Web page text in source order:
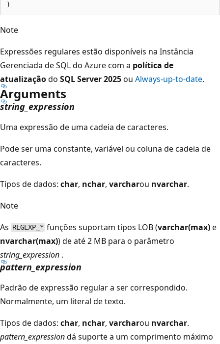
Note
Expressões regulares estão disponíveis na Instância
Gerenciada de SQL do Azure com a política de
atualizaçãodo SQL Server 2025ou Always-up-to-date.
Arguments
string_expression
Uma expressão de uma cadeia de caracteres.
Pode ser uma constante, variável ou coluna de cadeia de
caracteres.
Tipos de dados: char, nchar, varcharou nvarchar.
Note
As REGEXP_* funções suportam tipos LOB (varchar(max)e
nvarchar(max)) de até 2 MB para o parâmetro
string_expression .
pattern_expression
Padrão de expressão regular a ser correspondido.
Normalmente, um literal de texto.
Tipos de dados: char, nchar, varcharou nvarchar.
pattern_expressiondá suporte a um comprimento máximo